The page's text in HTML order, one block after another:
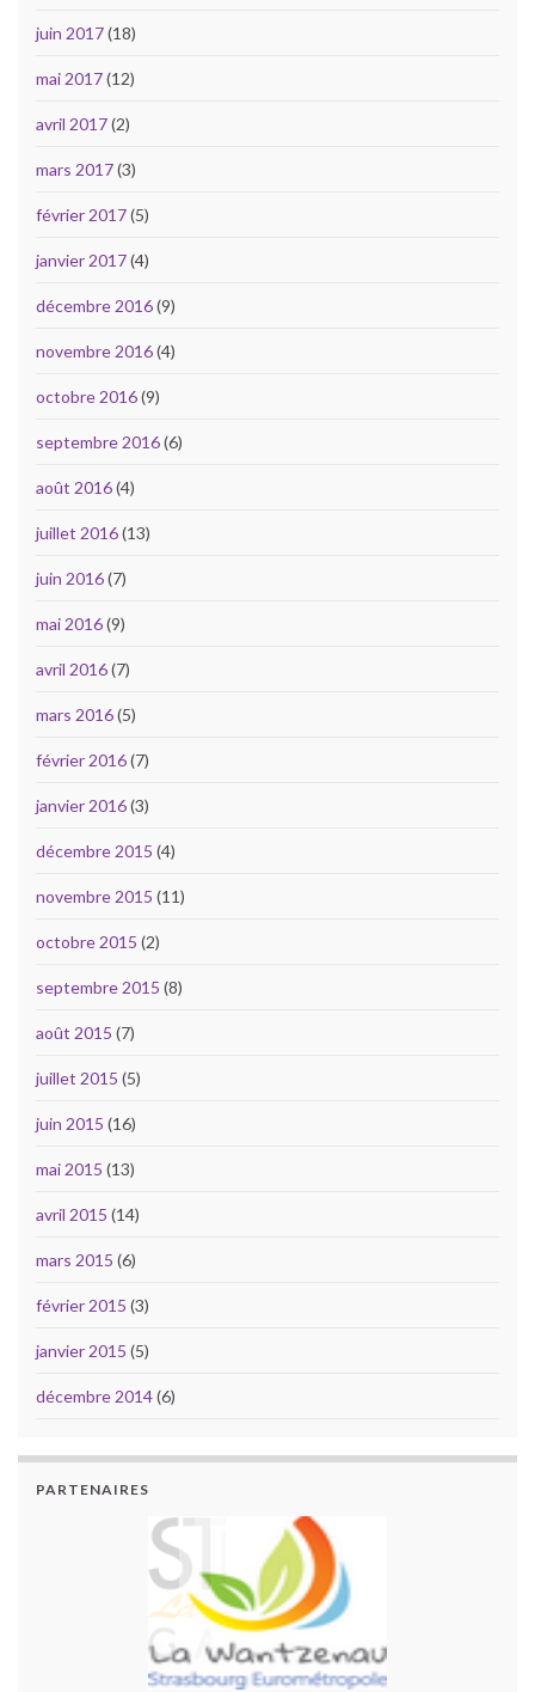
juin 2017(18)
mai 2017(12)
avril 2017(2)
mars 2017(3)
février 2017(5)
janvier 2017(4)
décembre 2016(9)
novembre 2016(4)
octobre 2016(9)
septembre 2016(6)
août 2016(4)
juillet 2016(13)
juin 2016(7)
mai 2016(9)
avril 2016(7)
mars 2016(5)
février 2016(7)
janvier 2016(3)
décembre 2015 (4)
novembre 2015 (11)
octobre 2015 (2)
septembre 2015 (8)
août 2015 (7)
juillet 2015 (5)
juin 2015 (16)
mai 2015 (13)
avril 2015 (14)
mars 2015 (6)
février 2015 (3)
janvier 2015 (5)
décembre 2014(6)
PARTENAIRES